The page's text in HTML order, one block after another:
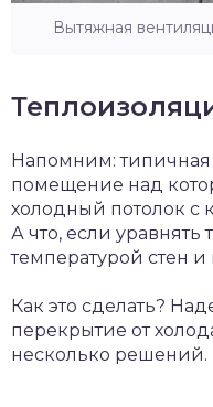
Вытяжная
Напомним: типичная
помещение над
холодный потолок с
А что, если уравнять
температурой стен и
Как это сделать?
перекрытие от
несколько решений.